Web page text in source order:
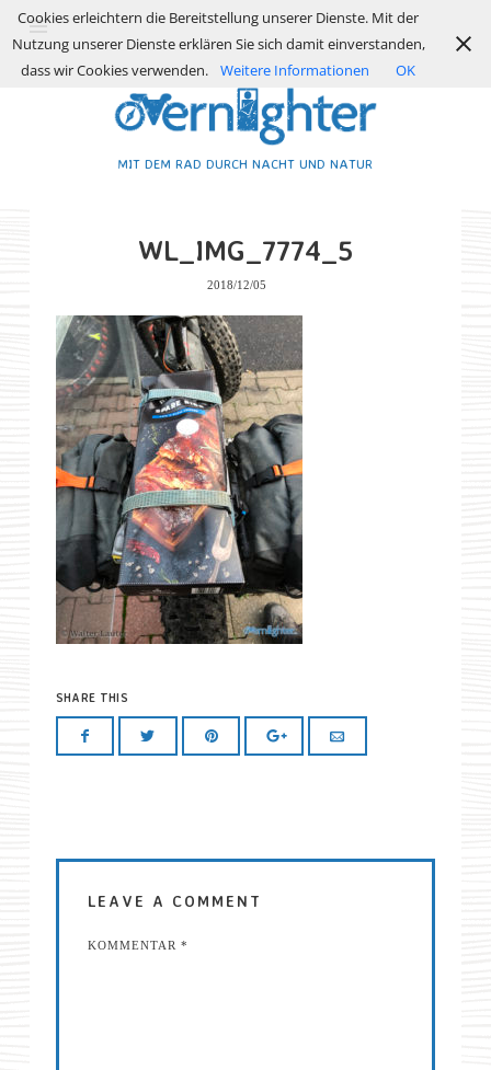
MIT DEM RAD DURCH NACHT UND NATUR
WL_IMG_7774_5
2018/12/05
SHARE THIS
LEAVE A COMMENT
KOMMENTAR *
Cookies erleichtern die Bereitstellung unserer Dienste. Mit der
Nutzung unserer Dienste erklären Sie sich damit einverstanden,
dass wir Cookies verwenden.
Weitere Informationen OK